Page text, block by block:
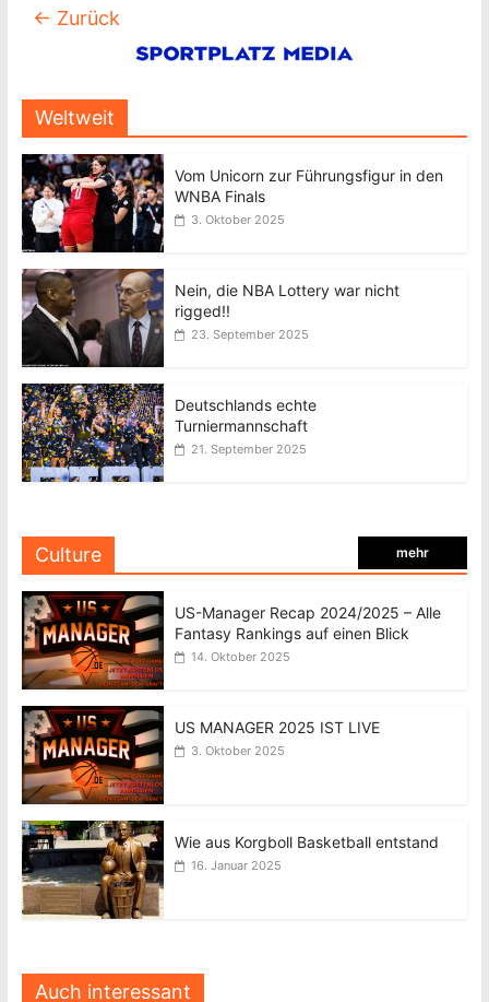
← Zurück
Weltweit
Vom Unicorn zur Führungsfigur in den
WNBA Finals
3. Oktober 2025
Nein, die NBA Lottery war nicht
rigged!!
23. September 2025
Deutschlands echte
Turniermannschaft
21. September 2025
Culture mehr
US-Manager Recap 2024/2025 – Alle
Fantasy Rankings auf einen Blick
14. Oktober 2025
US MANAGER 2025 IST LIVE
3. Oktober 2025
Wie aus Korgboll Basketball entstand
16. Januar 2025
Auch interessant